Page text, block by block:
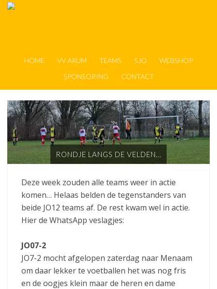
HOME VV ARUM TEAMS SJO
WEBSHOP
SPONSORING
CONTACT
RONDJE LANGS DE VELDEN…
Deze week zouden alle teams weer in actie
komen… Helaas belden de tegenstanders van
beide JO12 teams af. De rest kwam wel in actie.
Hier de WhatsApp veslagjes:
JO07-2
JO7-2 mocht afgelopen zaterdag naar Menaam
om daar lekker te voetballen het was nog fris
en de oogjes klein maar de heren en dame